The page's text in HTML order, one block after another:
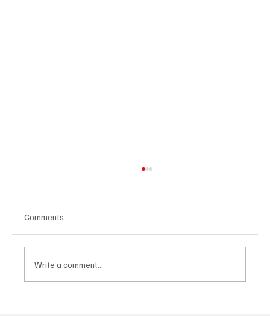
Comments
Write a comment...